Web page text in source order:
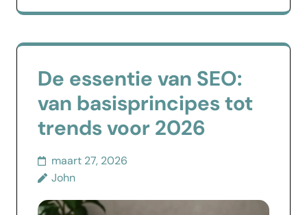
De essentie van SEO:
van basisprincipes tot
trends voor 2026
maart 27, 2026
John